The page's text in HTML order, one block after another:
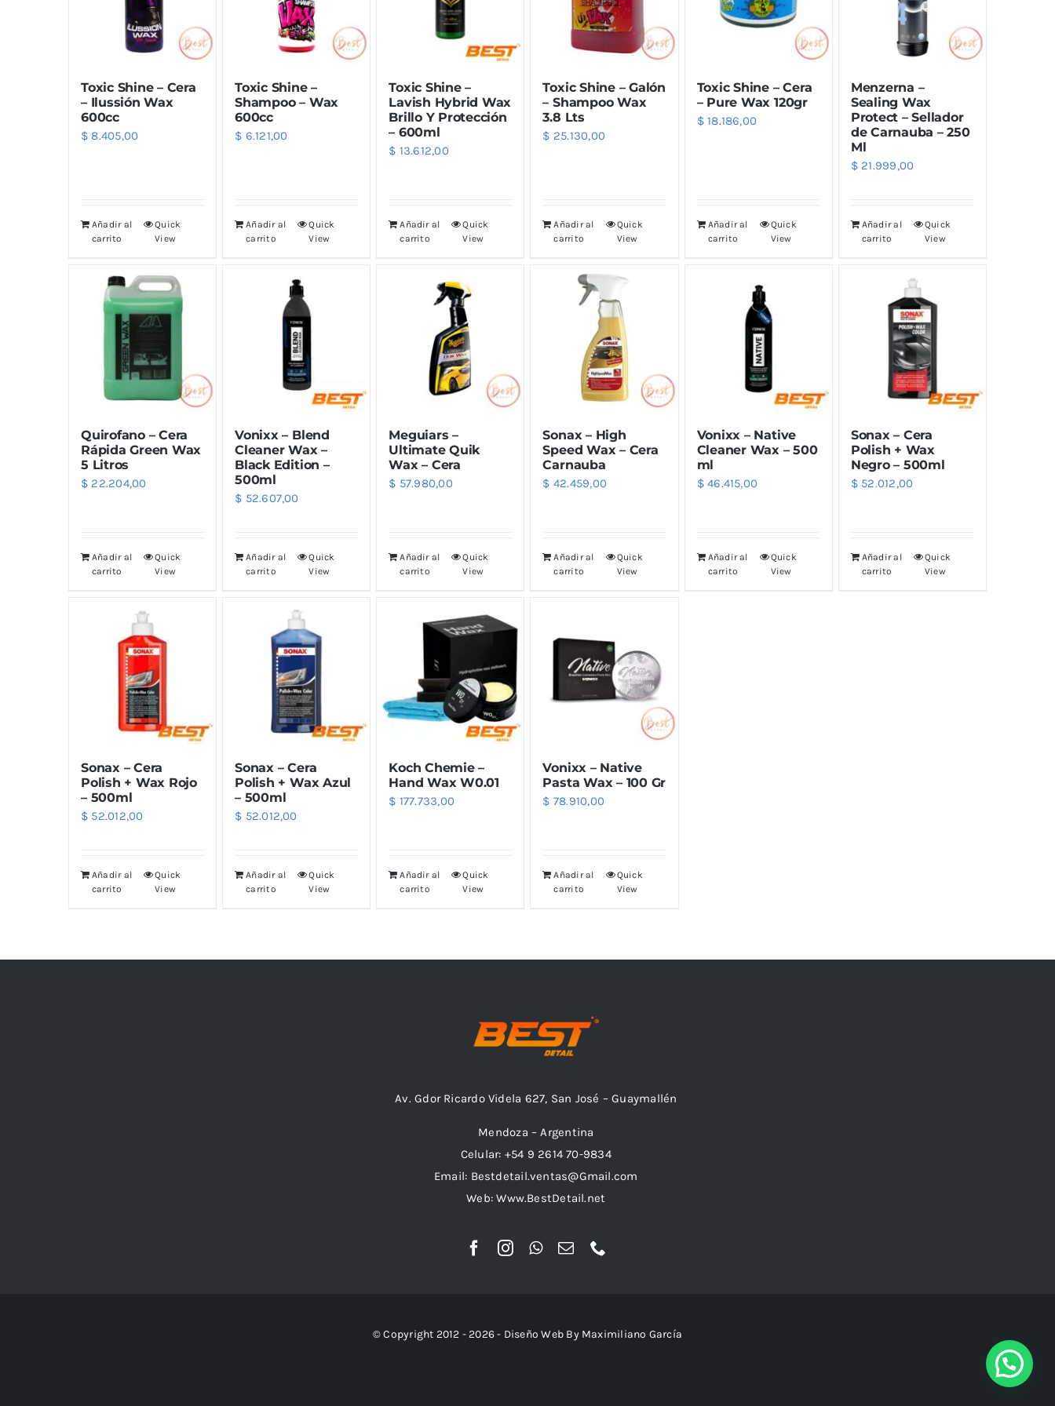
Limpiadores
Limpieza Llantas
Limpieza Motor
Abrillantadores
Varios
Herramientas
Aspiradoras
Acc para Hidrolavadoras
Indumentaria
Pulverizadores
Rupes Vonixx Lusqtoff Vintex
Thunder Trim Work Stuff QKL Roberlo
soft99 Sandra Marzzan Maxshine
Toxic Shine – Cera
– Ilussión Wax
600cc
$ 8.405,00
Añadir al
carrito
Quick
View
Toxic Shine –
Shampoo – Wax
600cc
$ 6.121,00
Añadir al
carrito
Quick
View
Toxic Shine –
Lavish Hybrid Wax
Brillo Y Protección
– 600ml
$ 13.612,00
Añadir al
carrito
Quick
View
Toxic Shine – Galón
– Shampoo Wax
3.8 Lts
$ 25.130,00
Añadir al
carrito
Quick
View
Toxic Shine – Cera
– Pure Wax 120gr
$18.186,00
Añadir al
carrito
Quick
View
Menzerna –
Sealing Wax
Protect – Sellador
de Carnauba – 250
Ml
$ 21.999,00
Añadir al
carrito
Quick
View
Quirofano – Cera
Rápida Green Wax
5 Litros
$ 22.204,00
Añadir al
carrito
Quick
View
Vonixx – Blend
Cleaner Wax –
Black Edition –
500ml
$ 52.607,00
Añadir al
carrito
Quick
View
Meguiars –
Ultimate Quik
Wax – Cera
$ 57.980,00
Añadir al
carrito
Quick
View
Sonax – High
Speed Wax – Cera
Carnauba
$ 42.459,00
Añadir al
carrito
Quick
View
Vonixx – Native
Cleaner Wax – 500
ml
$46.415,00
Añadir al
carrito
Quick
View
Sonax – Cera
Polish + Wax
Negro – 500ml
$ 52.012,00
Añadir al
carrito
Quick
View
Sonax – Cera
Polish + Wax Rojo
– 500ml
$ 52.012,00
Añadir al
carrito
Quick
View
Sonax – Cera
Polish + Wax Azul
– 500ml
$ 52.012,00
Añadir al
carrito
Quick
View
Koch Chemie –
Hand Wax W0.01
$ 177.733,00
Añadir al
carrito
Quick
View
Vonixx – Native
Pasta Wax – 100 Gr
$ 78.910,00
Añadir al
carrito
Quick
View
Av. Gdor Ricardo Videla 627, San José – Guaymallén
Mendoza – Argentina
Celular: +54 9 2614 70-9834
Email: Bestdetail.ventas@Gmail.com
Web: Www.BestDetail.net
© Copyright 2012 - 2026 - Diseño Web By Maximiliano García